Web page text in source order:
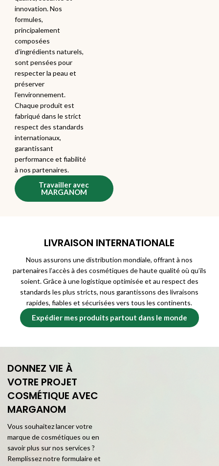
innovation. Nos
formules,
principalement
composées
d’ingrédients naturels,
sont pensées pour
respecter la peau et
préserver
l’environnement.
Chaque produit est
fabriqué dans le strict
respect des standards
internationaux,
garantissant
performance et fiabilité
à nos partenaires.
Travailler avec
MARGANOM
LIVRAISON INTERNATIONALE
Nous assurons une distribution mondiale, offrant à nos
partenaires l’accès à des cosmétiques de haute qualité où qu’ils
soient. Grâce à une logistique optimisée et au respect des
standards les plus stricts, nous garantissons des livraisons
rapides, fiables et sécurisées vers tous les continents.
Expédier mes produits partout dans le monde
DONNEZ VIE À
VOTRE PROJET
COSMÉTIQUE AVEC
MARGANOM
Vous souhaitez lancer votre
marque de cosmétiques ou en
savoir plus sur nos services ?
Remplissez notre formulaire et